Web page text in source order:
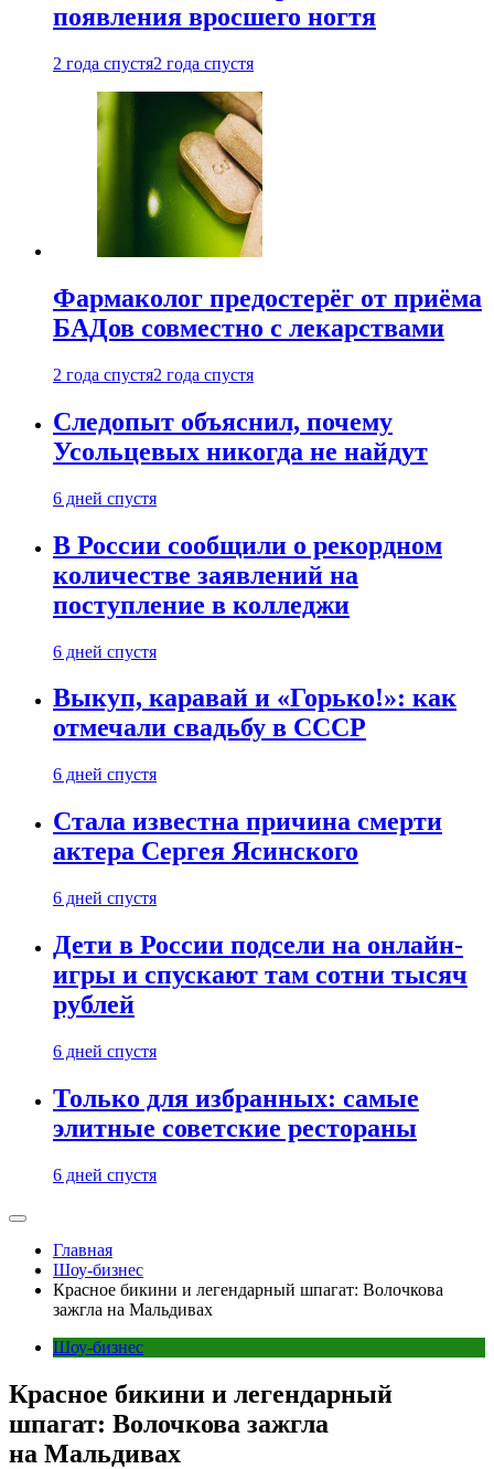
появления вросшего ногтя
2 года спустя2 года спустя
Фармаколог предостерёг от приёма
БАДов совместно с лекарствами
2 года спустя2 года спустя
Следопыт объяснил, почему
Усольцевых никогда не найдут
6 дней спустя
В России сообщили о рекордном
количестве заявлений на
поступление в колледжи
6 дней спустя
Выкуп, каравай и «Горько!»: как
отмечали свадьбу в СССР
6 дней спустя
Стала известна причина смерти
актера Сергея Ясинского
6 дней спустя
Дети в России подсели на онлайн-
игры и спускают там сотни тысяч
рублей
6 дней спустя
Только для избранных: самые
элитные советские рестораны
6 дней спустя
Главная
Шоу-бизнес
Красное бикини и легендарный шпагат: Волочкова
зажгла на Мальдивах
Шоу-бизнес
Красное бикини и легендарный
шпагат: Волочкова зажгла
на Мальдивах